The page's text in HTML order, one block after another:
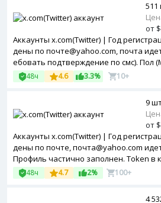
Аккаунты x.com(Twitter) | Год
дены по почте@yahoo.com, почта
ебовать подтверждение по смс). Пол
заполнен. Token в комплекте.
48ч 4.6 3.3% 10+
511
от
Аккаунты x.com(Twitter) | Год
дены по почте, почта@yahoo.com
Профиль частично заполнен. Token в
48ч 4.7 2% 100+
9
от
4